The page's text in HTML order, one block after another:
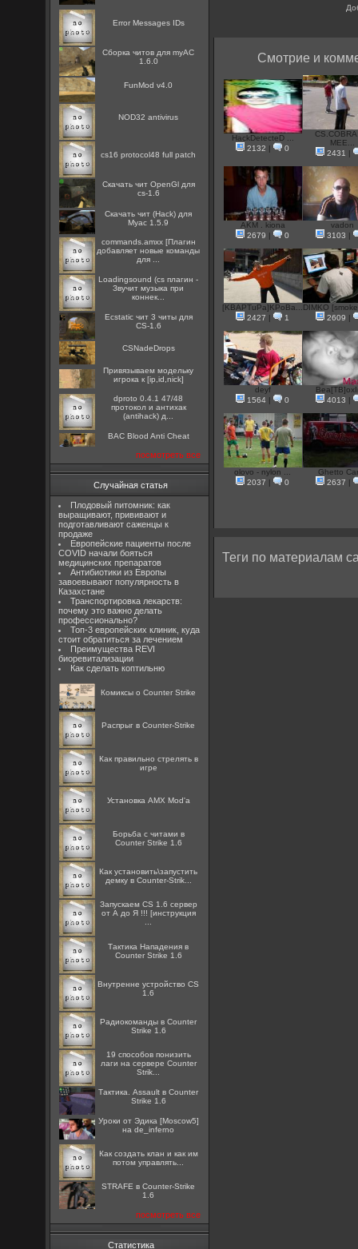
Error Messages IDs
Сборка читов для myAC
1.6.0
FunMod v4.0
NOD32 antivirus
cs16 protocol48 full patch
Скачать чит OpenGl для
cs-1.6
Скачать чит (Hack) для
Myac 1.5.9
commands.amxx [Плагин
добавляет новые команды
для ...
Loadingsound (cs плагин -
Звучит музыка при
коннек...
Ecstatic чит 3 читы для
CS-1.6
CSNadeDrops
Привязываем модельку
игрока к [ip,id,nick]
dproto 0.4.1 47/48
протокол и антихак
(antihack) д...
BAC Blood Anti Cheat
посмотреть все
Случайная статья
Плодовый питомник: как
выращивают, прививают и
подготавливают саженцы к
продаже
Европейские пациенты после
COVID начали бояться
медицинских препаратов
Антибиотики из Европы
завоевывают популярность в
Казахстане
Транспортировка лекарств:
почему это важно делать
профессионально?
Топ-3 европейских клиник, куда
стоит обратиться за лечением
Преимущества REVI
биоревитализации
Как сделать коптильню
Комиксы о Counter Strike
Распрыг в Counter-Strike
Как правильно стрелять в
игре
Установка AMX Mod'a
Борьба с читами в
Counter Strike 1.6
Как установить\запустить
демку в Counter-Strik...
Запускаем CS 1.6 сервер
от А до Я !!! [инструкция
Тактика Нападения в
Counter Strike 1.6
Внутренне устройство CS
1.6
Радиокоманды в Counter
Strike 1.6
19 способов понизить
лаги на сервере Counter
Strik...
Тактика. Assault в Counter
Strike 1.6
Уроки от Эдика [Moscow5]
на de_inferno
Как создать клан и как им
потом управлять...
STRAFE в Counter-Strike
1.6
посмотреть все
Статистика
Смотрие и
HackDetecteD ...
2132
| 0
MEE...
2431
AKM . kiona
2679
| 0
vadon
3103
[KBAPTuPa]KPoBa...
2427
| 1
DIMKO
2609
deyf
1564 | 0
4013
olovo - nylon ...
2037
| 0
Ghetto
2637
Теги по материалам